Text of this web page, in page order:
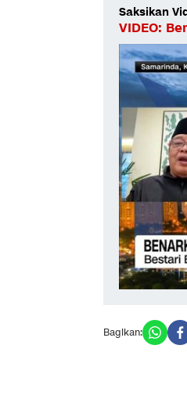
Saksikan
VIDEO:
Bagikan: